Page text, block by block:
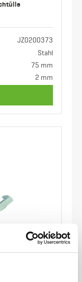
JZ0200373
Stahl
75 mm
2 mm